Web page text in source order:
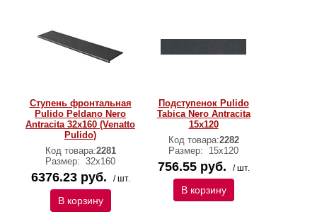
Ступень фронтальная
Pulido Peldano Nero
Antracita 32х160 (Venatto
Pulido)
Код товара:2281
Размер: 32х160
6376.23 руб. / шт.
В корзину
Подступенок Pulido
Tabica Nero Antracita
15х120
Код товара:2282
Размер:
15х120
756.55 руб. / шт.
В корзину